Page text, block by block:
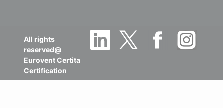
All rights
reserved@
Eurovent Certita
Certification